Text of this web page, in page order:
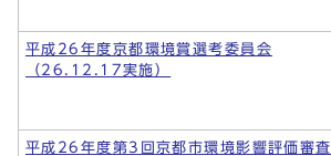
平成26年度京都環境賞選考委員会
（26.12.17実施）
平成26年度第3回京都市環境影響評価審査